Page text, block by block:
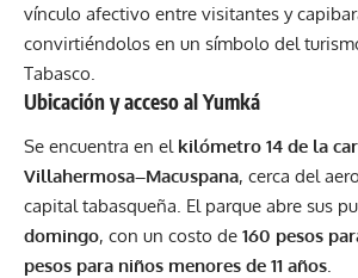
vínculo afectivo entre visitantes y
convirtiéndolos en un símbolo del
Tabasco.
Ubicación y acceso al Yumká
Se encuentra en el kilómetro 14 de la
Villahermosa–Macuspana, cerca del
capital tabasqueña. El parque abre sus
domingo, con un costo de 160 pesos
pesos para niños menores de 11 años.